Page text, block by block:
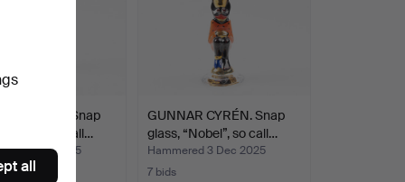
CYRÉN. Snap
“Nobel”, so call…
3 Dec 2025
GUNNAR CYRÉN. Snap
glass, “Nobel”, so call…
Hammered 3 Dec 2025
7 bids
all